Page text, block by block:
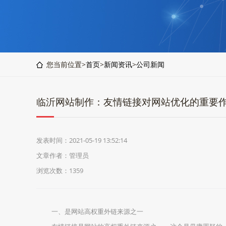
您当前位置>首页>新闻资讯>公司新闻
临沂网站制作：友情链接对网站优化的重要
发表时间：2021-05-19 13:52:14
文章作者：管理员
浏览次数：1359
一、是网站高权重外链来源之一